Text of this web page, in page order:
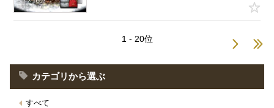
1 - 20位
カテゴリから選ぶ
すべて